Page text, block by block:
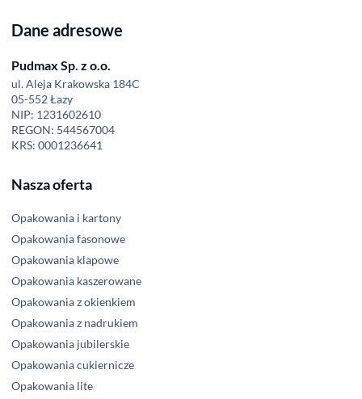
Dane adresowe
Pudmax Sp. z o.o.
ul. Aleja Krakowska 184C
05-552 Łazy
NIP: 1231602610
REGON: 544567004
KRS: 0001236641
Nasza oferta
Opakowania i kartony
Opakowania fasonowe
Opakowania klapowe
Opakowania kaszerowane
Opakowania z okienkiem
Opakowania z nadrukiem
Opakowania jubilerskie
Opakowania cukiernicze
Opakowania lite